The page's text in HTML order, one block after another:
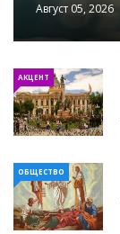
Август 05, 2026
АКЦЕНТ
ОБЩЕСТВО